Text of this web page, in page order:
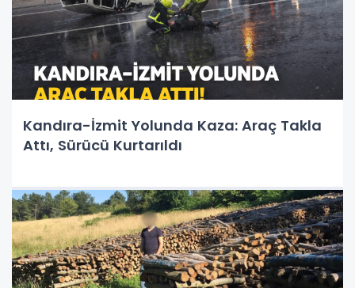
Kandıra-İzmit Yolunda Kaza: Araç Takla
Attı, Sürücü Kurtarıldı